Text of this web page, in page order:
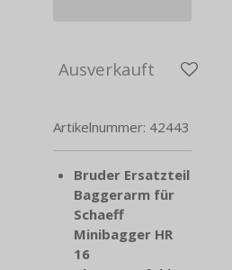
Ausverkauft
Artikelnummer: 42443
Bruder Ersatzteil
Baggerarm für
Schaeff
Minibagger HR
16